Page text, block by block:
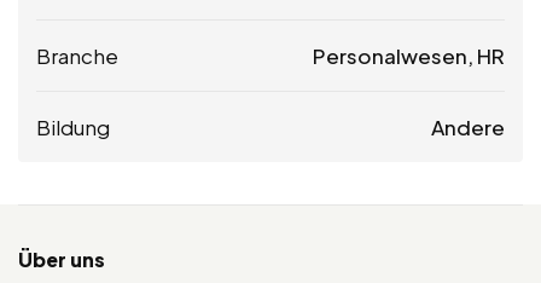
Branche Personalwesen, HR
Bildung Andere
Über uns